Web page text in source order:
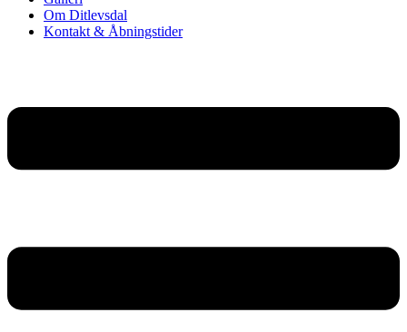
Om Ditlevsdal
Kontakt & Åbningstider